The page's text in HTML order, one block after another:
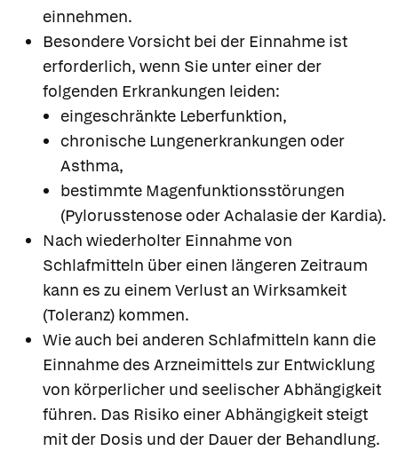
einnehmen.
Besondere Vorsicht bei der Einnahme ist
erforderlich, wenn Sie unter einer der
folgenden Erkrankungen leiden:
eingeschränkte Leberfunktion,
chronische Lungenerkrankungen oder
Asthma,
bestimmte Magenfunktionsstörungen
(Pylorusstenose oder Achalasie der Kardia).
Nach wiederholter Einnahme von
Schlafmitteln über einen längeren Zeitraum
kann es zu einem Verlust an Wirksamkeit
(Toleranz) kommen.
Wie auch bei anderen Schlafmitteln kann die
Einnahme des Arzneimittels zur Entwicklung
von körperlicher und seelischer Abhängigkeit
führen. Das Risiko einer Abhängigkeit steigt
mit der Dosis und der Dauer der Behandlung.